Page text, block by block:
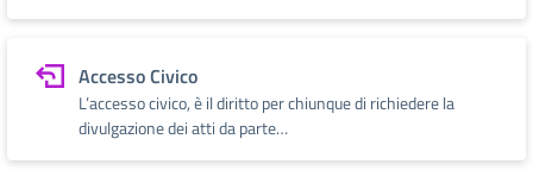
Accesso Civico
L’accesso civico, è il diritto per chiunque di richiedere la
divulgazione dei atti da parte…